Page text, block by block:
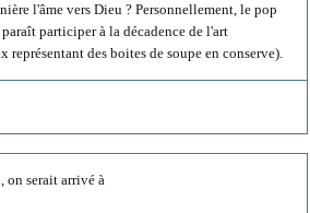
l'âme vers Dieu ? Personnellement, le pop
participer à la décadence de l'art
représentant des boites de soupe en conserve).
on serait arrivé à